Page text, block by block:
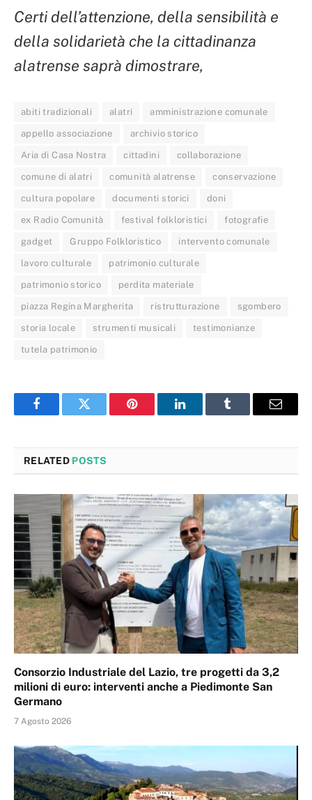
Certi dell’attenzione, della sensibilità e
della solidarietà che la cittadinanza
alatrense saprà dimostrare,
abiti tradizionali alatri amministrazione comunale
appello associazione archivio storico
Aria di Casa Nostra cittadini collaborazione
comune di alatri comunità alatrense conservazione
cultura popolare documenti storici doni
ex Radio Comunità festival folkloristici fotografie
gadget Gruppo Folkloristico intervento comunale
lavoro culturale patrimonio culturale
patrimonio storico perdita materiale
piazza Regina Margherita ristrutturazione sgombero
storia locale strumenti musicali testimonianze
tutela patrimonio
FacebookTwitter Pinterest LinkedInTumblr Email
RELATED POSTS
Consorzio Industriale del Lazio, tre progetti da 3,2
milioni di euro: interventi anche a Piedimonte San
Germano
7 Agosto 2026